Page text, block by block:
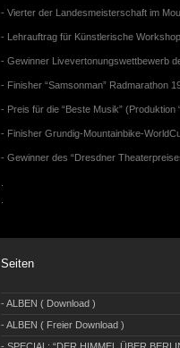
- Vierter der Landesmeisterschaft im
- Lehrauftrag für Künstlerische
- Gewinner Livevertonungswettbewerb
- Finisher “Samsonman” Radmarathon
- Preis für die “Beste Musik”
- Finisher Grundig-Mountainbike-
- Gewinner des “Dresdner
Seiten
- ALBEN ( Download )
- ALBEN ( Freier Download )